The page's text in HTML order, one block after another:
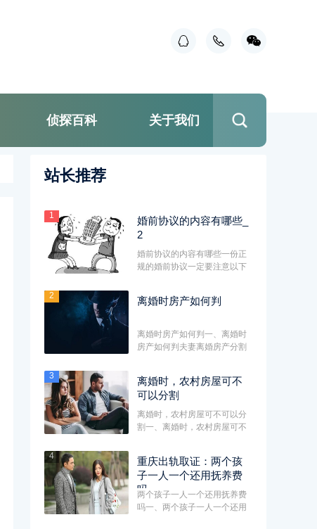
侦探百科 关于我们
站长推荐
1
婚前协议的内容有哪些_
2
婚前协议的内容有哪些一份正
规的婚前协议一定要注意以下
2 离婚时房产如何判
离婚时房产如何判一、离婚时
房产如何判夫妻离婚房产分割
3
离婚时，农村房屋可不
可以分割
离婚时，农村房屋可不可以分
割一、离婚时，农村房屋可不
4
重庆出轨取证：两个孩
子一人一个还用抚养费
吗
两个孩子一人一个还用抚养费
吗一、两个孩子一人一个还用